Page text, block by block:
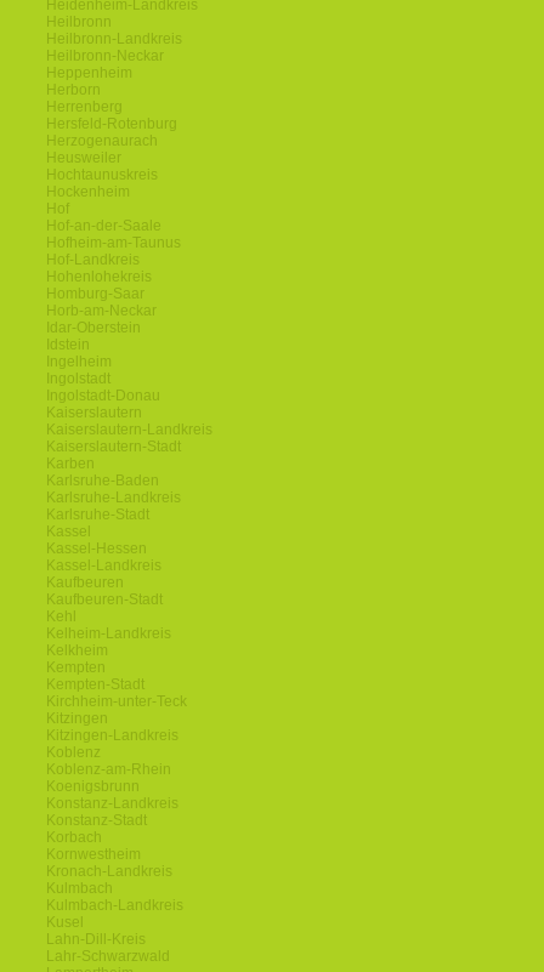
Heidenheim-Landkreis
Heilbronn
Heilbronn-Landkreis
Heilbronn-Neckar
Heppenheim
Herborn
Herrenberg
Hersfeld-Rotenburg
Herzogenaurach
Heusweiler
Hochtaunuskreis
Hockenheim
Hof
Hof-an-der-Saale
Hofheim-am-Taunus
Hof-Landkreis
Hohenlohekreis
Homburg-Saar
Horb-am-Neckar
Idar-Oberstein
Idstein
Ingelheim
Ingolstadt
Ingolstadt-Donau
Kaiserslautern
Kaiserslautern-Landkreis
Kaiserslautern-Stadt
Karben
Karlsruhe-Baden
Karlsruhe-Landkreis
Karlsruhe-Stadt
Kassel
Kassel-Hessen
Kassel-Landkreis
Kaufbeuren
Kaufbeuren-Stadt
Kehl
Kelheim-Landkreis
Kelkheim
Kempten
Kempten-Stadt
Kirchheim-unter-Teck
Kitzingen
Kitzingen-Landkreis
Koblenz
Koblenz-am-Rhein
Koenigsbrunn
Konstanz-Landkreis
Konstanz-Stadt
Korbach
Kornwestheim
Kronach-Landkreis
Kulmbach
Kulmbach-Landkreis
Kusel
Lahn-Dill-Kreis
Lahr-Schwarzwald